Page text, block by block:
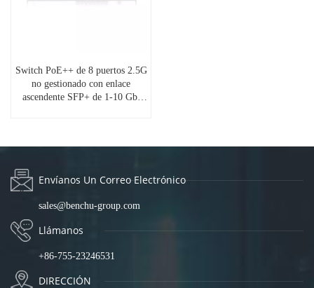
Switch PoE++ de 8 puertos 2.5G
no gestionado con enlace
ascendente SFP+ de 1-10 Gb,
Envíanos Un Correo Electrónico
sales@benchu-group.com
Llámanos
+86-755-23246531
DIRECCIÓN